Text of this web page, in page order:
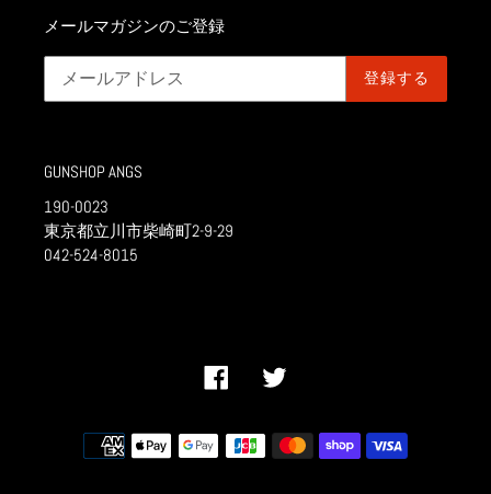
メールマガジンのご登録
登録する
GUNSHOP ANGS
190-0023
東京都立川市柴崎町2-9-29
042-524-8015
Facebook
決
済